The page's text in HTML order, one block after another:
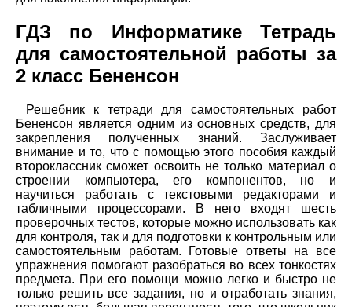
ГДЗ по Информатике Тетрадь
для самостоятельной работы за
2 класс Бененсон
Решебник к тетради для самостоятельных работ
Бененсон является одним из основных средств, для
закрепления полученных знаний. Заслуживает
внимание и то, что с помощью этого пособия каждый
второклассник сможет освоить не только материал о
строении компьютера, его компонентов, но и
научиться работать с текстовыми редакторами и
табличными процессорами. В него входят шесть
проверочных тестов, которые можно использовать как
для контроля, так и для подготовки к контрольным или
самостоятельным работам. Готовые ответы на все
упражнения помогают разобраться во всех тонкостях
предмета. При его помощи можно легко и быстро не
только решить все задания, но и отработать знания,